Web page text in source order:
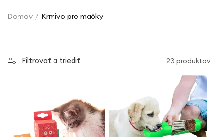
Domov Krmivo pre mačky
Filtrovať a triediť 23 produktov